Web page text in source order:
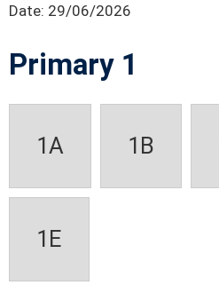
Date: 29/06/2026
Primary 1
1A 1B
1E